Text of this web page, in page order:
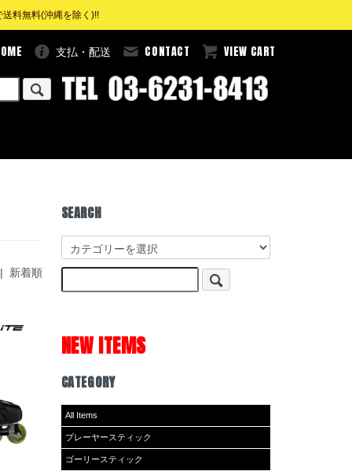
料無料(沖縄を除く)!!
支払・配送 CONTACT VIEW CART
新着順
SEARCH
NEW ITEMS
CATEGORY
All Items
プレーヤースティック
ゴーリースティック